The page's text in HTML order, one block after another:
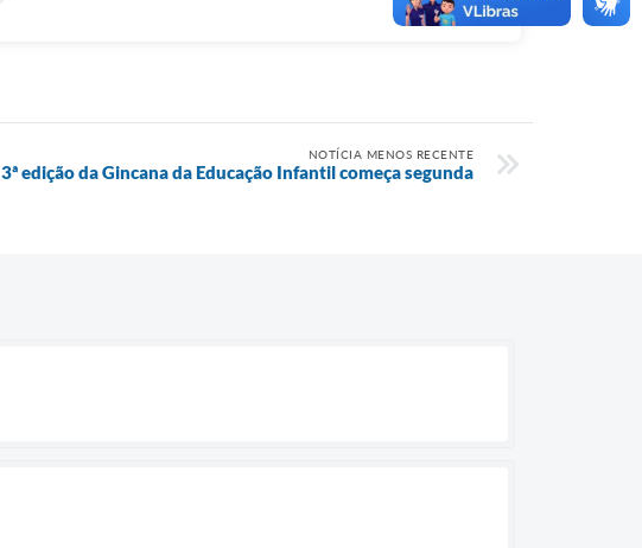
NOTÍCIA MENOS RECENTE
3ª edição da Gincana da Educação Infantil começa segunda